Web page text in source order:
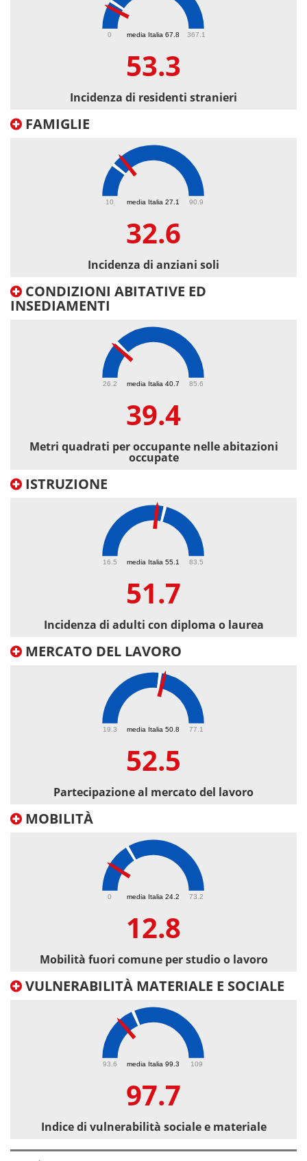
media Italia 67.8
0 367.1
53.3
Incidenza di residenti stranieri
FAMIGLIE
media Italia 27.1
10 90.9
32.6
Incidenza di anziani soli
CONDIZIONI ABITATIVE ED
INSEDIAMENTI
media Italia 40.7
26.2 85.6
39.4
Metri quadrati per occupante nelle abitazioni
occupate
ISTRUZIONE
media Italia 55.1
16.5 83.5
51.7
Incidenza di adulti con diploma o laurea
MERCATO DEL LAVORO
media Italia 50.8
19.3 77.1
52.5
Partecipazione al mercato del lavoro
MOBILITÀ
media Italia 24.2
0 73.2
12.8
Mobilità fuori comune per studio o lavoro
VULNERABILITÀ MATERIALE E SOCIALE
media Italia 99.3
93.6 109
97.7
Indice di vulnerabilità sociale e materiale